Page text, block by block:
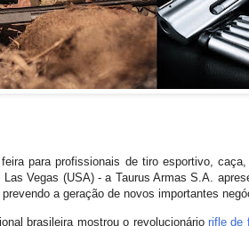
para profissionais de tiro esportivo,
Vegas (USA) - a Taurus Armas S.A.
a geração de novos importantes
brasileira mostrou o revolucionário rifle de